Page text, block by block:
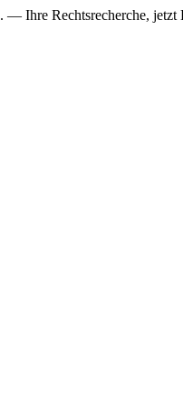
— Ihre Rechtsrecherche, jetzt